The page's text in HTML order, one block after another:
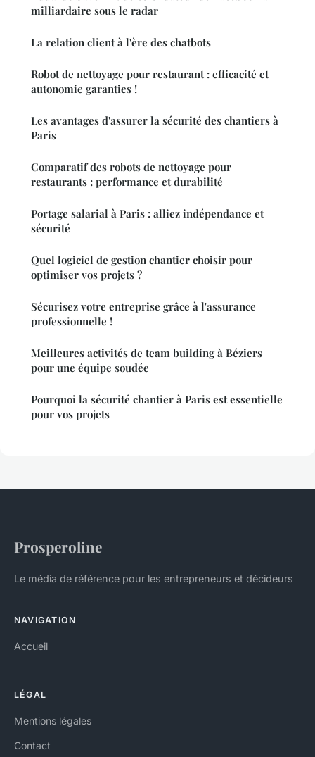
milliardaire sous le radar
La relation client à l'ère des chatbots
Robot de nettoyage pour restaurant : efficacité et
autonomie garanties !
Les avantages d'assurer la sécurité des chantiers à
Paris
Comparatif des robots de nettoyage pour
restaurants : performance et durabilité
Portage salarial à Paris : alliez indépendance et
sécurité
Quel logiciel de gestion chantier choisir pour
optimiser vos projets ?
Sécurisez votre entreprise grâce à l'assurance
professionnelle !
Meilleures activités de team building à Béziers
pour une équipe soudée
Pourquoi la sécurité chantier à Paris est essentielle
pour vos projets
Prosperoline
Le média de référence pour les entrepreneurs et décideurs
NAVIGATION
Accueil
LÉGAL
Mentions légales
Contact